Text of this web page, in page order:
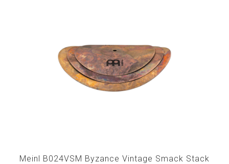
Meinl B024VSM Byzance Vintage Smack Stack